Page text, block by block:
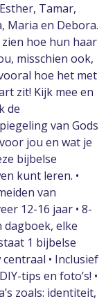
Tamar,
Maria en Debora.
zien hoe hun haar
misschien ook,
hoe het met
zit! Kijk mee en
de
van Gods
jou en wat je
bijbelse
kunt leren. •
van
12-16 jaar • 8-
dagboek, elke
1 bijbelse
• Inclusief
tips en foto’s! •
zoals: identiteit,